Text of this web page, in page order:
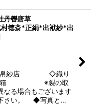
丹轡唐草
絹*出袱紗*出
帛紗店 ◇織り
箱 ※裂の取
なる場合もございます
下さい。 ◆写真と…